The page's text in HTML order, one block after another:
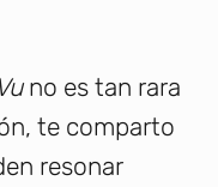
no es tan rara
te comparto
resonar